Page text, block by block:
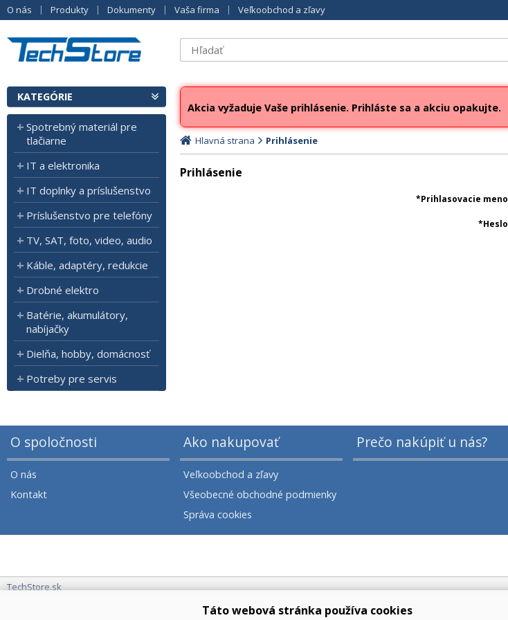
O nás Produkty Dokumenty Vaša firma Veľkoobchod a zľavy
KATEGÓRIE
Spotrebný materiál pre
tlačiarne
IT a elektronika
IT doplnky a príslušenstvo
Príslušenstvo pre telefóny
TV, SAT, foto, video, audio
Káble, adaptéry, redukcie
Drobné elektro
Batérie, akumulátory,
nabíjačky
Dielňa, hobby, domácnosť
Potreby pre servis
Akcia vyžaduje Vaše prihlásenie. Prihláste sa a akciu opakujte.
Hlavná strana Prihlásenie
Prihlásenie
Prihlasovacie meno
Heslo
O spoločnosti
O nás
Kontakt
Ako nakupovať
Veľkoobchod a zľavy
Všeobecné obchodné podmienky
Správa cookies
Prečo nakúpiť u nás?
TechStore.sk
Táto webová stránka používa cookies